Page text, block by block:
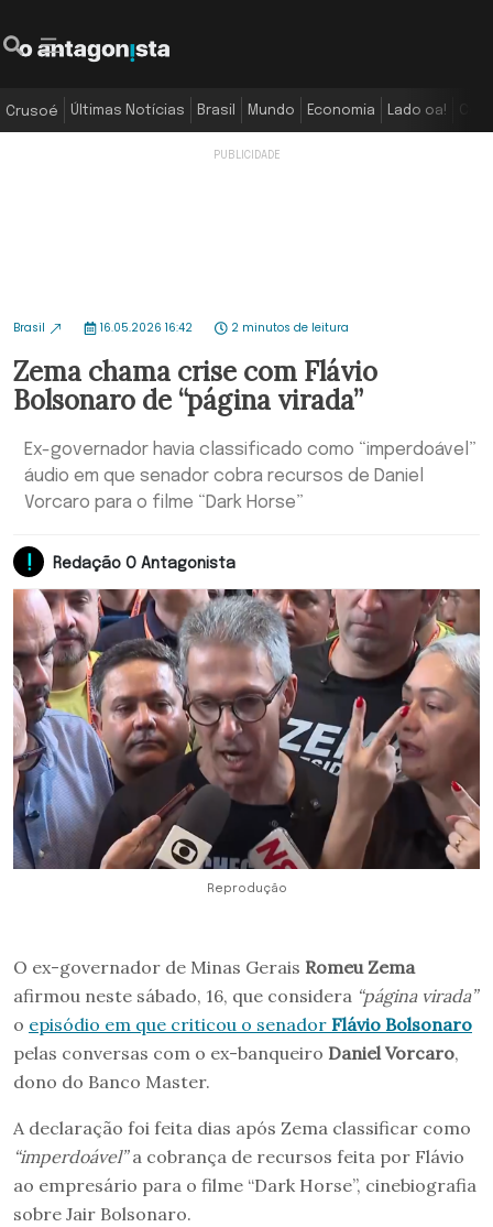
Crusoé Últimas Notícias Brasil Mundo Economia Lado oa!
Brasil 16.05.2026 16:42 2 minutos de leitura
Zema chama crise com Flávio
Bolsonaro de “página virada”
Ex-governador havia classificado como “imperdoável”
áudio em que senador cobra recursos de Daniel
Vorcaro para o filme “Dark Horse”
Redação O Antagonista
Reprodução
O ex-governador de Minas Gerais Romeu Zema
afirmou neste sábado, 16, que considera “página virada”
o episódio em que criticou o senador Flávio Bolsonaro
pelas conversas com o ex-banqueiro Daniel Vorcaro,
dono do Banco Master.
A declaração foi feita dias após Zema classificar como
“imperdoável”a cobrança de recursos feita por Flávio
ao empresário para o filme “Dark Horse”, cinebiografia
sobre Jair Bolsonaro.